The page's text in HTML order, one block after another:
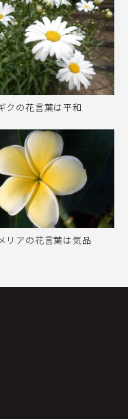
クの花言葉は平和
リアの花言葉は気品